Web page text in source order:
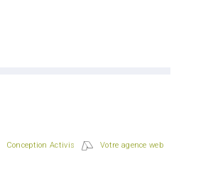
Conception Activis Votre agence web